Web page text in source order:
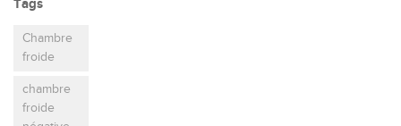
Tags
Chambre
froide
chambre
froide